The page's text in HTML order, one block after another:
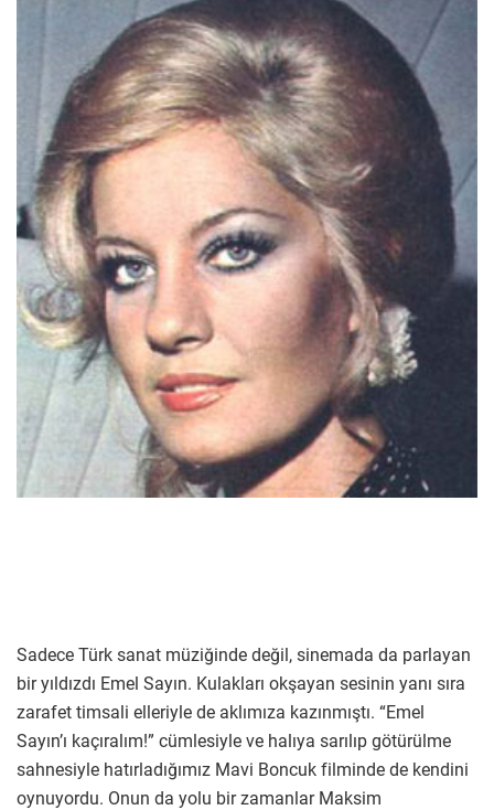
Sadece Türk sanat müziğinde değil, sinemada da parlayan
bir yıldızdı Emel Sayın. Kulakları okşayan sesinin yanı sıra
zarafet timsali elleriyle de aklımıza kazınmıştı. “Emel
Sayın’ı kaçıralım!” cümlesiyle ve halıya sarılıp götürülme
sahnesiyle hatırladığımız Mavi Boncuk filminde de kendini
oynuyordu. Onun da yolu bir zamanlar Maksim